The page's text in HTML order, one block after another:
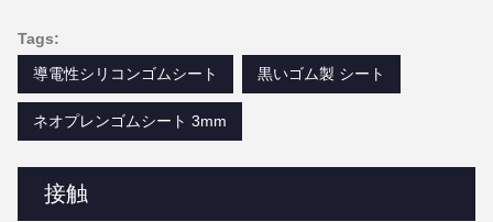
接触
Tags:
導電性シリコンゴムシート
黒いゴム製 シート
ネオプレンゴムシート 3mm